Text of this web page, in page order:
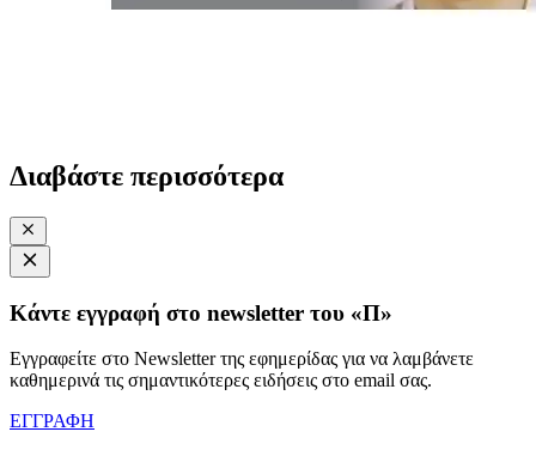
Διαβάστε περισσότερα
Κάντε εγγραφή στο newsletter του «Π»
Εγγραφείτε στο Newsletter της εφημερίδας για να λαμβάνετε
καθημερινά τις σημαντικότερες ειδήσεις στο email σας.
ΕΓΓΡΑΦΗ